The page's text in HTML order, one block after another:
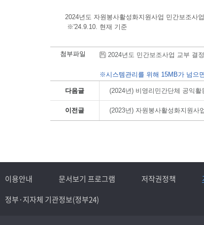
2024년도 자원봉사활성화지원사업 민간보조사
※'24.9.10. 현재 기준
첨부파일 2024년도 민간보조사업 교부 결
※시스템관리를 위해 15MB가 넘으
다음글 (2024년) 비영리민간단체 공익
이전글 (2023년) 자원봉사활성화지원사
이용안내 문서보기 프로그램 저작권정책
정부·지자체 기관정보(정부24)